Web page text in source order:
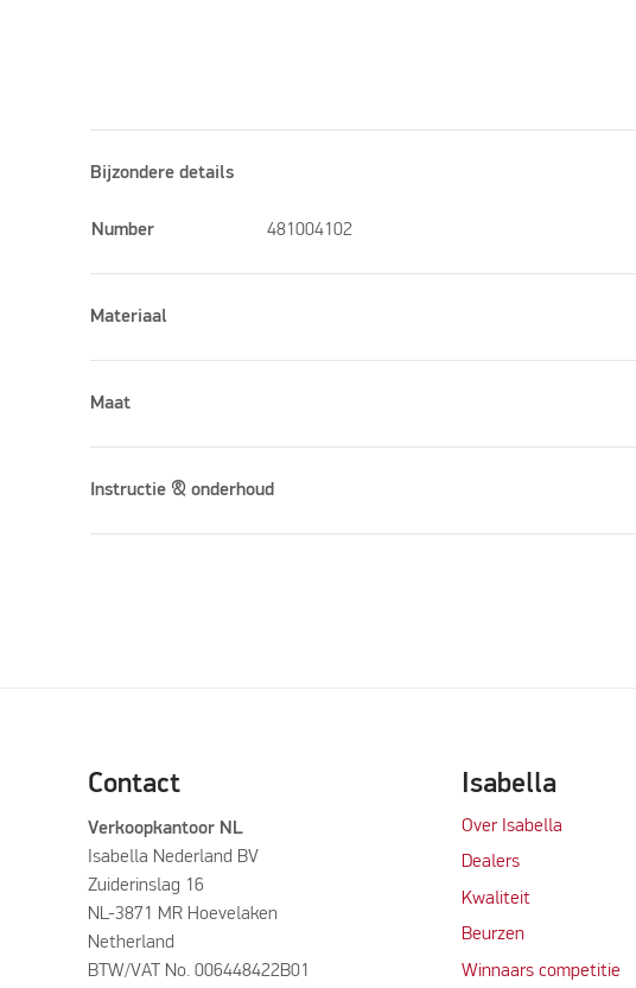
Bijzondere details
Number 481004102
Materiaal
Maat
Instructie & onderhoud
Contact
Verkoopkantoor NL
Isabella Nederland BV
Zuiderinslag 16
NL-3871 MR Hoevelaken
Netherland
BTW/VAT No. 006448422B01
Isabella
Over Isabella
Dealers
Kwaliteit
Beurzen
Winnaars competitie